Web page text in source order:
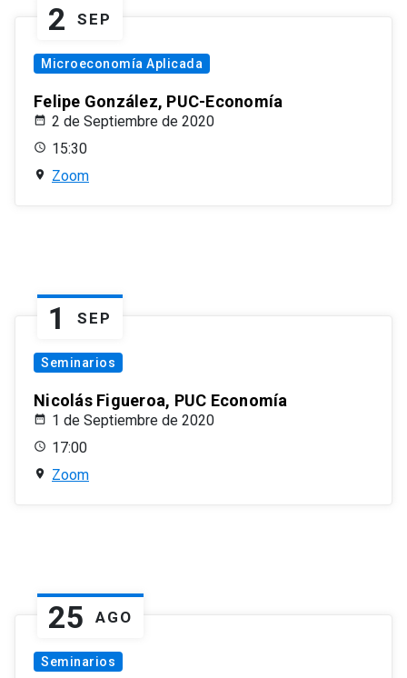
2 SEP
Microeconomía Aplicada
Felipe González, PUC-Economía
2 de Septiembre de 2020
15:30
Zoom
1 SEP
Seminarios
Nicolás Figueroa, PUC Economía
1 de Septiembre de 2020
17:00
Zoom
25 AGO
Seminarios